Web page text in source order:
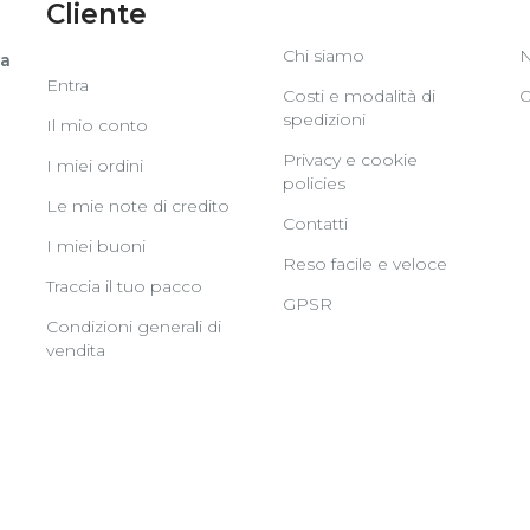
Cliente
Entra
Il mio conto
I miei ordini
Le mie note di credito
I miei buoni
Traccia il tuo pacco
Condizioni generali di
vendita
Chi siamo
Costi e modalità di
spedizioni
Privacy e cookie
policies
Contatti
Reso facile e veloce
GPSR